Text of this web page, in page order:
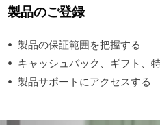
製品のご登録
製品の保証範囲を把握する
キャッシュバック、ギフト、
製品サポートにアクセスする